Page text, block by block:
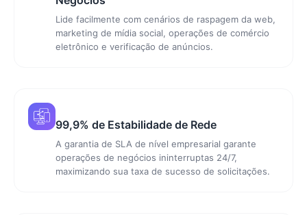
Lide facilmente com cenários de raspagem da web,
marketing de mídia social, operações de comércio
eletrônico e verificação de anúncios.
99,9% de Estabilidade de Rede
A garantia de SLA de nível empresarial garante
operações de negócios ininterruptas 24/7,
maximizando sua taxa de sucesso de solicitações.